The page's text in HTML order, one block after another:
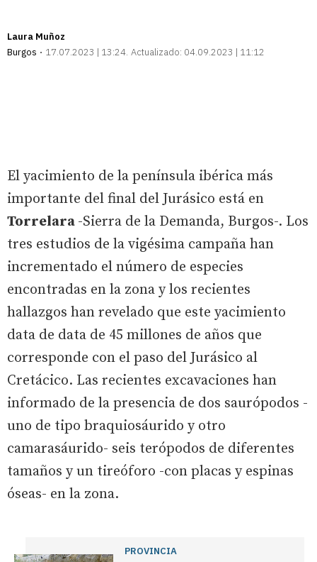
Laura Muñoz
Burgos
17.07.2023 | 13:24 Actualizado: 04.09.2023 | 11:12
El yacimiento de la península ibérica más
importante del final del Jurásico está en
Torrelara -Sierra de la Demanda, Burgos-. Los
tres estudios de la vigésima campaña han
incrementado el número de especies
encontradas en la zona y los recientes
hallazgos han revelado que este yacimiento
data de data de 45 millones de años que
corresponde con el paso del Jurásico al
Cretácico. Las recientes excavaciones han
informado de la presencia de dos saurópodos -
uno de tipo braquiosáurido y otro
camarasáurido- seis terópodos de diferentes
tamaños y un tireóforo -con placas y espinas
óseas- en la zona.
PROVINCIA